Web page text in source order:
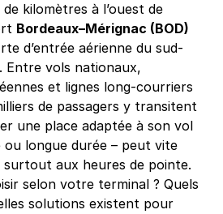
kilomètres à l’ouest de
Bordeaux–Mérignac (BOD)
d’entrée aérienne du sud-
Entre vols nationaux,
et lignes long-courriers
de passagers y transitent
une place adaptée à son vol
longue durée – peut vite
surtout aux heures de pointe.
selon votre terminal ? Quels
solutions existent pour